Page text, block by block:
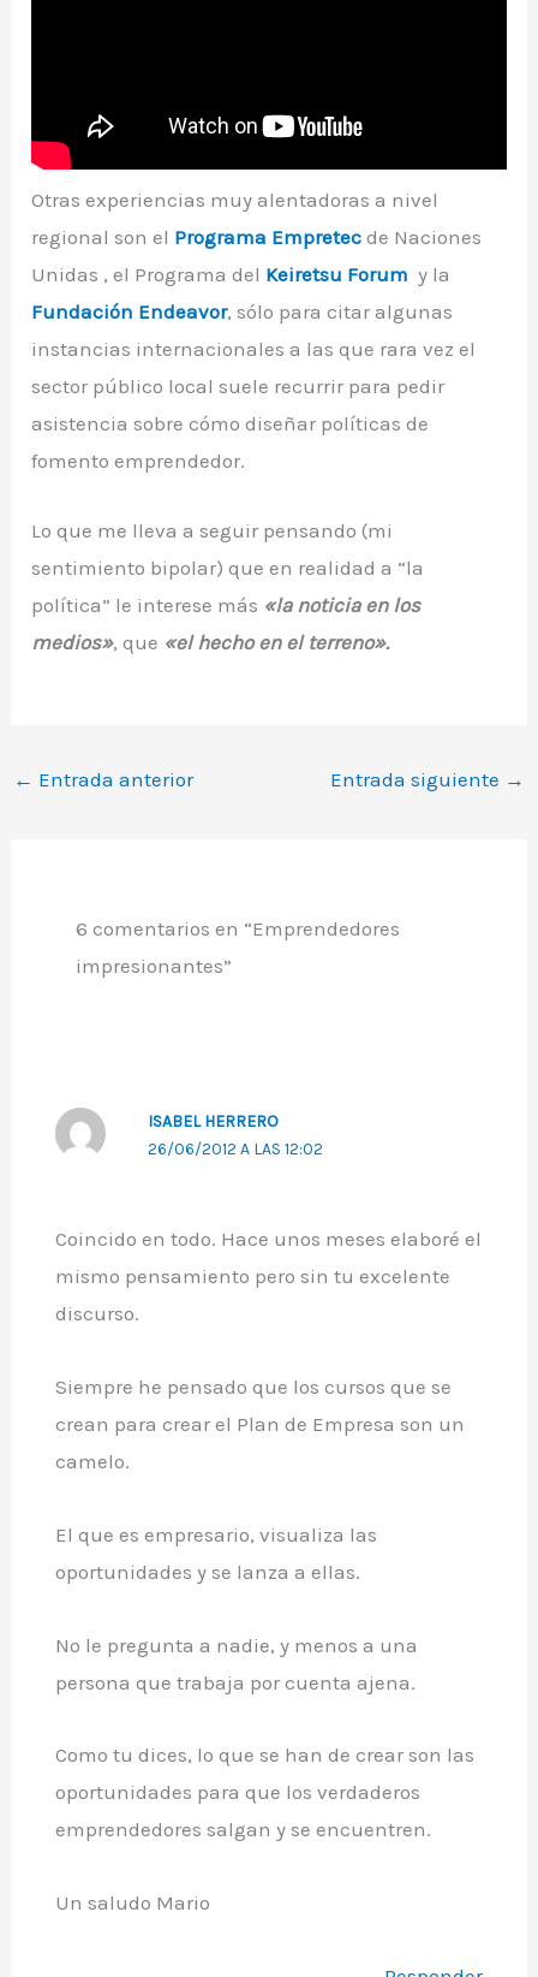
Otras experiencias muy alentadoras a nivel
regional son el Programa Empretec de Naciones
Unidas , el Programa del Keiretsu Forum y la
Fundación Endeavor, sólo para citar algunas
instancias internacionales a las que rara vez el
sector público local suele recurrir para pedir
asistencia sobre cómo diseñar políticas de
fomento emprendedor.
Lo que me lleva a seguir pensando (mi
sentimiento bipolar) que en realidad a “la
política” le interese más «la noticia en los
medios», que «el hecho en el terreno».
← Entrada anterior Entrada siguiente →
6 comentarios en “Emprendedores
impresionantes”
ISABEL HERRERO
26/06/2012 A LAS 12:02
Coincido en todo. Hace unos meses elaboré el
mismo pensamiento pero sin tu excelente
discurso.
Siempre he pensado que los cursos que se
crean para crear el Plan de Empresa son un
camelo.
El que es empresario, visualiza las
oportunidades y se lanza a ellas.
No le pregunta a nadie, y menos a una
persona que trabaja por cuenta ajena.
Como tu dices, lo que se han de crear son las
oportunidades para que los verdaderos
emprendedores salgan y se encuentren.
Un saludo Mario